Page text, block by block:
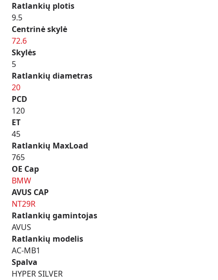
Ratlankių plotis
9.5
Centrinė skylė
72.6
Skylės
5
Ratlankių diametras
20
PCD
120
ET
45
Ratlankių MaxLoad
765
OE Cap
BMW
AVUS CAP
NT29R
Ratlankių gamintojas
AVUS
Ratlankių modelis
AC-MB1
Spalva
HYPER SILVER